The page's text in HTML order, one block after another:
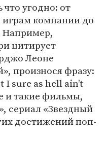
угодно: от
компании до
Например,
цитирует
Леоне
произнося фразу:
I sure as hell ain’t
и такие фильмы,
сериал «Звездный
достижений поп-